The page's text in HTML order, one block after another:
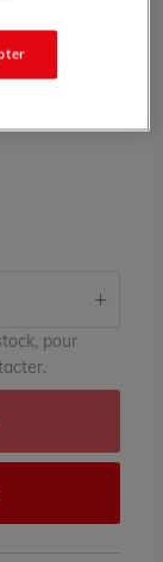
pour